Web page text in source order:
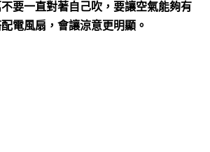
要一直對著自己吹，要讓空氣能夠有
電風扇，會讓涼意更明顯。